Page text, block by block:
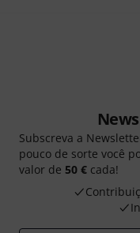
Subscreva a
pouco de sorte você
valor de 50 € cada!